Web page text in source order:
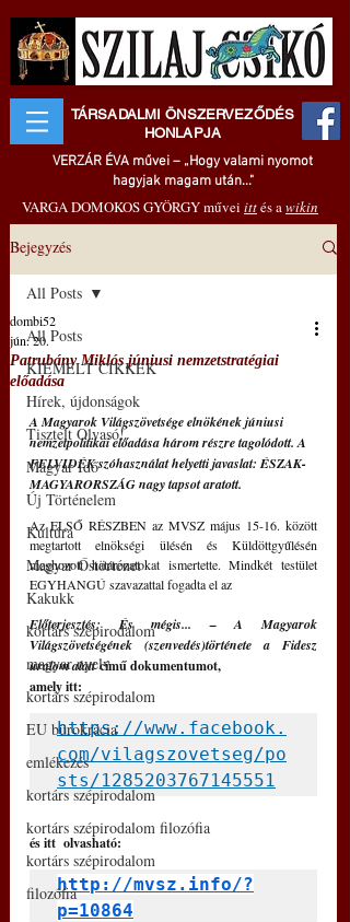
TÁRSADALMI ÖNSZERVEZŐDÉS
HONLAPJA
VERZÁR ÉVA művei – „Hogy valami nyomot
hagyjak magam után..."
VARGA DOMOKOS GYÖRGY művei ittés awikin
Bejegyzés
All Posts
KIEMELT CIKKEK
Hírek, újdonságok
Tisztelt Olvasó!
Magyar Idő
Új Történelem
Kultúra
Magyar Őstörténet
Kakukk
kortárs szépirodalom
magyar nyelv
kortárs szépirodalom
EU bürokrácia
emlékezés
kortárs szépirodalom
kortárs szépirodalom filozófia
kortárs szépirodalom
filozófia
All Posts
Patrubány Miklós júniusi nemzetstratégiai
előadása
dombi52
jún. 20.
A Magyarok Világszövetsége elnökének júniusi
nemzetpolitikai előadása három részre tagolódott. A
FELVIDÉK szóhasználat helyetti javaslat: ÉSZAK-
MAGYARORSZÁG nagy tapsot aratott.
Az ELSŐ RÉSZBEN az MVSZ május 15-16. között
megtartott elnökségi ülésén és Küldöttgyűlésén
meghozott határozatokat ismertette. Mindkét testület
EGYHANGÚ szavazattal fogadta el az
Előterjesztés: És mégis... – A Magyarok
Világszövetségének (szenvedés)története a Fidesz
uralom alatt című dokumentumot,
amely itt:
https://www.facebook.
com/vilagszovetseg/po
sts/1285203767145551
és itt  olvasható:
http://mvsz.info/?
p=10864